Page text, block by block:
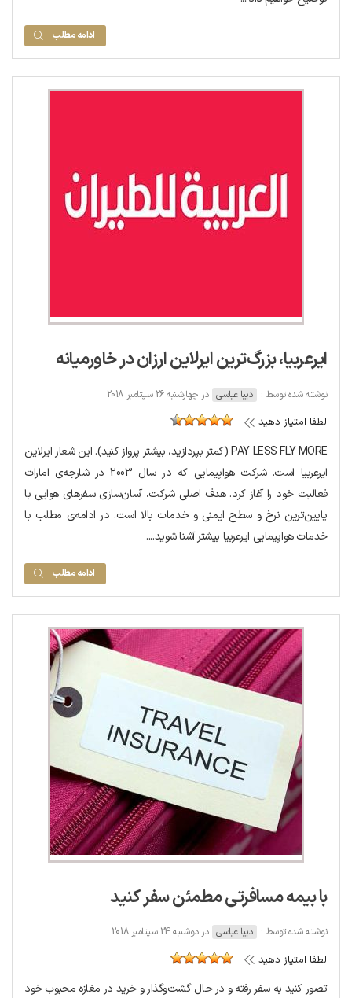
ادامه مطلب
ایرعربیا، بزرگ‌ترین ایرلاین ارزان در خاورمیانه
نوشته شده توسط : دیبا عباسی در چهارشنبه 26 سپتامبر 2018
لطفا امتیاز دهید
PAY LESS FLY MORE (کمتر بپردازید، بیشتر پرواز کنید). این شعار ایرلاین
ایرعربیا است. شرکت هواپیمایی که در سال 2003 در شارجه‌ی امارات
فعالیت خود را آغاز کرد. هدف اصلی شرکت، آسان‌سازی سفرهای هوایی با
پایین‌ترین نرخ و سطح ایمنی و خدمات بالا است. در ادامه‌ی مطلب با
خدمات هواپیمایی ایرعربیا بیشتر آشنا شوید....
ادامه مطلب
با بیمه مسافرتی مطمئن سفر کنید
نوشته شده توسط : دیبا عباسی در دوشنبه 24 سپتامبر 2018
لطفا امتیاز دهید
تصور کنید به سفر رفته‌ و در حال گشت‌وگذار و خرید در مغازه محبوب خود